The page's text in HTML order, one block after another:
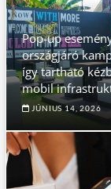
Pop-up
országjáró
így tartható
mobil
JÚNIUS 14, 2026